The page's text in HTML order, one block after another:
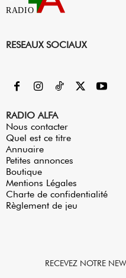
RADIO
RESEAUX SOCIAUX
RADIO ALFA
Nous contacter
Quel est ce titre
Annuaire
Petites annonces
Boutique
Mentions Légales
Charte de confidentialité
Règlement de jeu
RECEVEZ NOTRE